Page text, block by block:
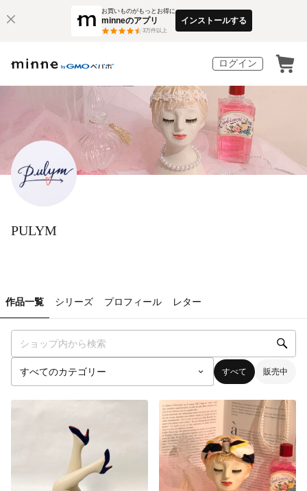
お買いものがもっとお得に
minneのアプリ
3万件以上
インストールする
ログイン
PULYM
作品一覧 シリーズ プロフィール レター
すべて 販売中